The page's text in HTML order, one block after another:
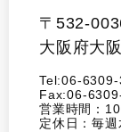
〒532-
大阪府大
Tel:06-6309-
Fax:06-
営業時間：
定休日：毎